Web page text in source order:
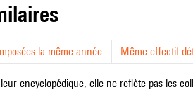
la même année Même effectif
encyclopédique, elle ne reflète pas les